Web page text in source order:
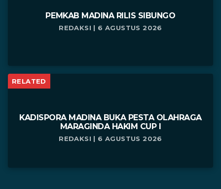
PEMKAB MADINA RILIS SIBUNGO
REDAKSI | 6 AGUSTUS 2026
RELATED
KADISPORA MADINA BUKA PESTA OLAHRAGA
MARAGINDA HAKIM CUP I
REDAKSI | 6 AGUSTUS 2026